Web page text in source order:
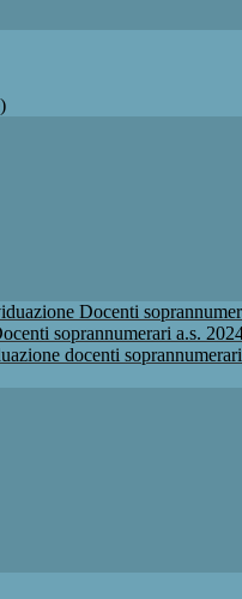
Docenti
soprannumerari a.s.
docenti